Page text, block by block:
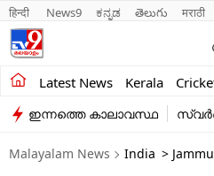
हिन्दी News9 ಕನ್ನಡ తెలుగు मराठी
Latest News Kerala
Kerala
India
Entertainment
ഇന്നത്തെ കാലാവസ്ഥ
Malayalam News India >